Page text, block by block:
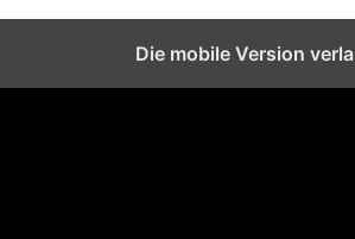
Die mobile Version